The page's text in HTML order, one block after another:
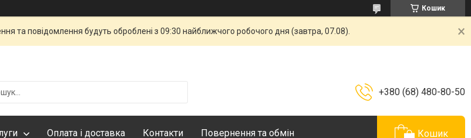
Кошик
та повідомлення будуть оброблені з 09:30 найближчого робочого дня (завтра, 07.08).
+380 (68) 480-80-50
Оплата і доставка Контакти Повернення та обмін Кошик